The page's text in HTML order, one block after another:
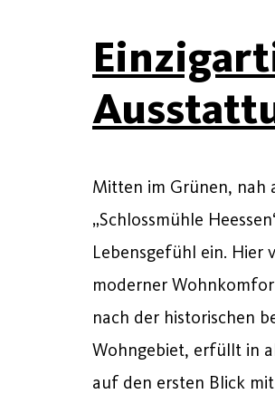
Mitten im Grünen, nah
„Schlossmühle
Lebensgefühl ein. Hier
moderner
nach der historischen
Wohngebiet, erfüllt in
auf den ersten Blick